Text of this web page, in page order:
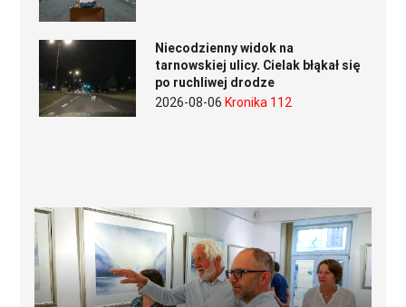
Niecodzienny widok na
tarnowskiej ulicy. Cielak błąkał się
po ruchliwej drodze
2026-08-06 Kronika 112